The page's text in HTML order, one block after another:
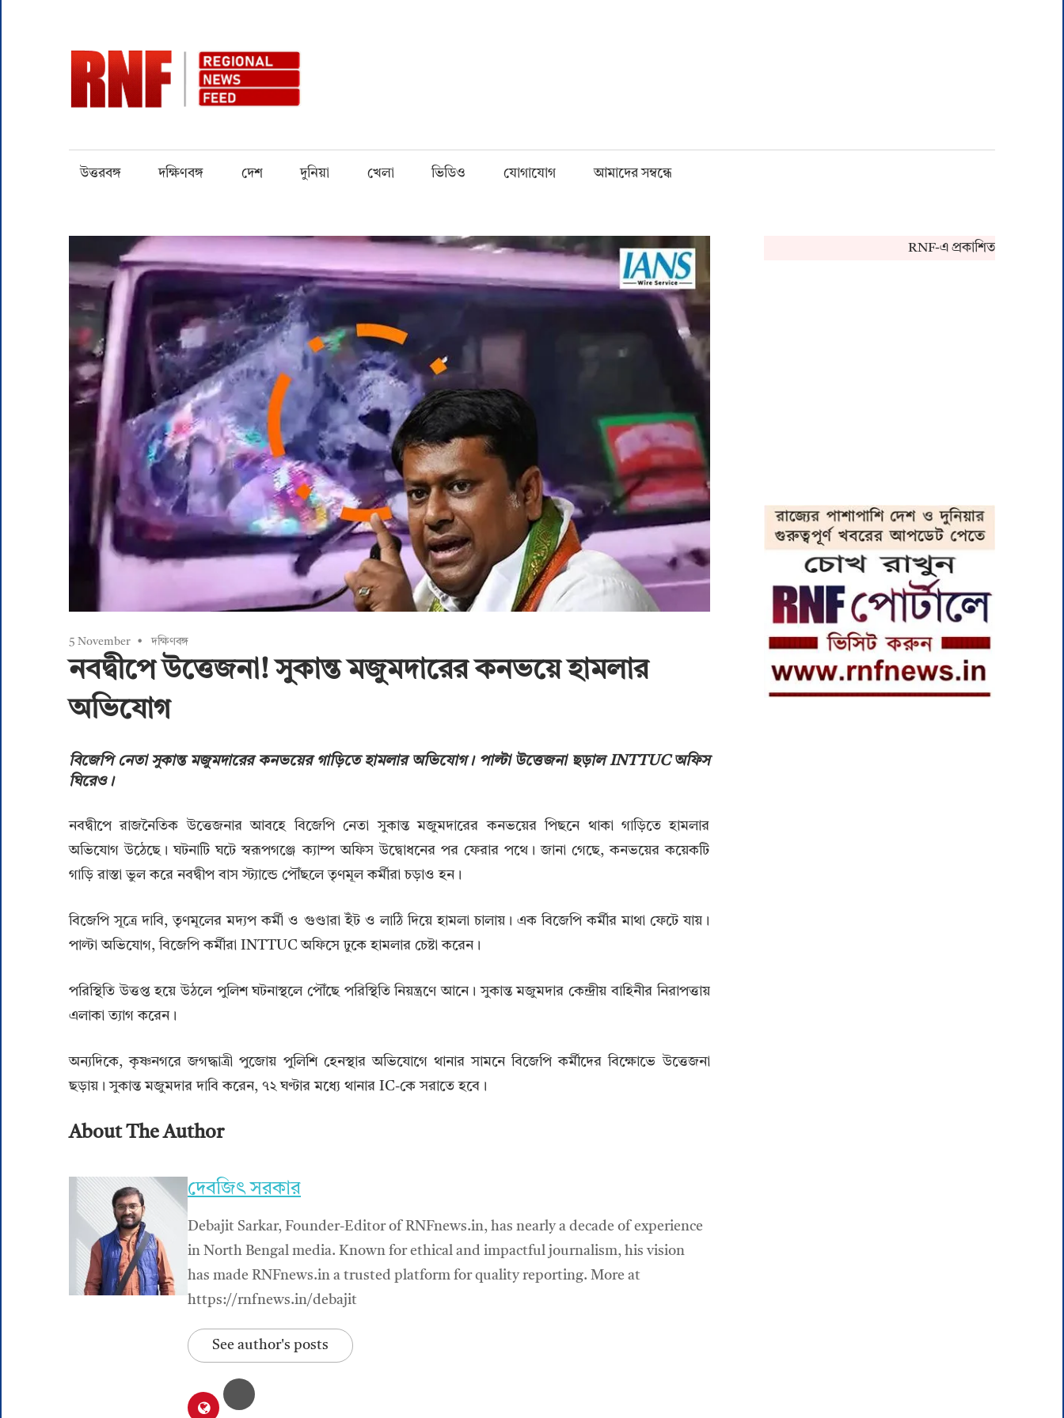
content
Quantity
উত্তরবঙ্গ দক্ষিণবঙ্গ দেশ দুনিয়া খেলা ভিডিও যোগাযোগ আমাদের সম্বন্ধে
5 November দক্ষিণবঙ্গ
নবদ্বীপে উত্তেজনা! সুকান্ত মজুমদারের কনভয়ে হামলার
অভিযোগ
বিজেপি নেতা সুকান্ত মজুমদারের কনভয়ের গাড়িতে হামলার অভিযোগ। পাল্টা উত্তেজনা ছড়াল INTTUC অফিস
ঘিরেও।
নবদ্বীপে রাজনৈতিক উত্তেজনার আবহে বিজেপি নেতা সুকান্ত মজুমদারের কনভয়ের পিছনে থাকা গাড়িতে হামলার
অভিযোগ উঠেছে। ঘটনাটি ঘটে স্বরূপগঞ্জে ক্যাম্প অফিস উদ্বোধনের পর ফেরার পথে। জানা গেছে, কনভয়ের কয়েকটি
গাড়ি রাস্তা ভুল করে নবদ্বীপ বাস স্ট্যান্ডে পৌঁছলে তৃণমূল কর্মীরা চড়াও হন।
বিজেপি সূত্রে দাবি, তৃণমূলের মদ্যপ কর্মী ও গুণ্ডারা ইঁট ও লাঠি দিয়ে হামলা চালায়। এক বিজেপি কর্মীর মাথা ফেটে যায়।
পাল্টা অভিযোগ, বিজেপি কর্মীরা INTTUC অফিসে ঢুকে হামলার চেষ্টা করেন।
পরিস্থিতি উত্তপ্ত হয়ে উঠলে পুলিশ ঘটনাস্থলে পৌঁছে পরিস্থিতি নিয়ন্ত্রণে আনে। সুকান্ত মজুমদার কেন্দ্রীয় বাহিনীর নিরাপত্তায়
এলাকা ত্যাগ করেন।
অন্যদিকে, কৃষ্ণনগরে জগদ্ধাত্রী পুজোয় পুলিশি হেনস্থার অভিযোগে থানার সামনে বিজেপি কর্মীদের বিক্ষোভে উত্তেজনা
ছড়ায়। সুকান্ত মজুমদার দাবি করেন, ৭২ ঘণ্টার মধ্যে থানার IC-কে সরাতে হবে।
About The Author
দেবজিৎ সরকার
Debajit Sarkar, Founder-Editor of RNFnews.in, has nearly a decade of experience
in North Bengal media. Known for ethical and impactful journalism, his vision
has made RNFnews.in a trusted platform for quality reporting. More at
https://rnfnews.in/debajit
See author's posts
RNF-এ প্রকাশিত খবর সংক্রান্ত